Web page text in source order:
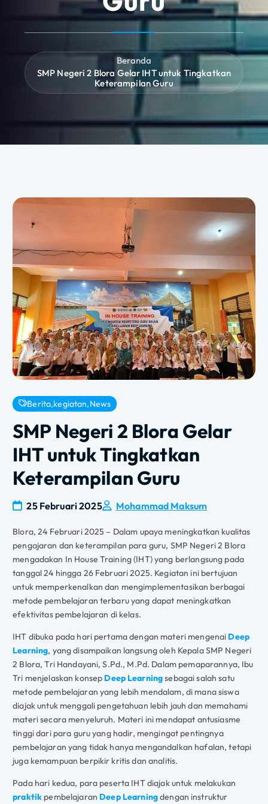
Beranda
SMP Negeri 2 Blora Gelar IHT untuk Tingkatkan
Keterampilan Guru
Berita,kegiatan,News
SMP Negeri 2 Blora Gelar
IHT untuk Tingkatkan
Keterampilan Guru
25 Februari 2025 Mohammad Maksum
Blora, 24 Februari 2025 – Dalam upaya meningkatkan kualitas
pengajaran dan keterampilan para guru, SMP Negeri 2 Blora
mengadakan In House Training (IHT) yang berlangsung pada
tanggal 24 hingga 26 Februari 2025. Kegiatan ini bertujuan
untuk memperkenalkan dan mengimplementasikan berbagai
metode pembelajaran terbaru yang dapat meningkatkan
efektivitas pembelajaran di kelas.
IHT dibuka pada hari pertama dengan materi mengenai Deep
Learning, yang disampaikan langsung oleh Kepala SMP Negeri
2 Blora, Tri Handayani, S.Pd., M.Pd. Dalam pemaparannya, Ibu
Tri menjelaskan konsep Deep Learningsebagai salah satu
metode pembelajaran yang lebih mendalam, di mana siswa
diajak untuk menggali pengetahuan lebih jauh dan memahami
materi secara menyeluruh. Materi ini mendapat antusiasme
tinggi dari para guru yang hadir, mengingat pentingnya
pembelajaran yang tidak hanya mengandalkan hafalan, tetapi
juga kemampuan berpikir kritis dan analitis.
Pada hari kedua, para peserta IHT diajak untuk melakukan
praktik pembelajaran Deep Learningdengan instruktur